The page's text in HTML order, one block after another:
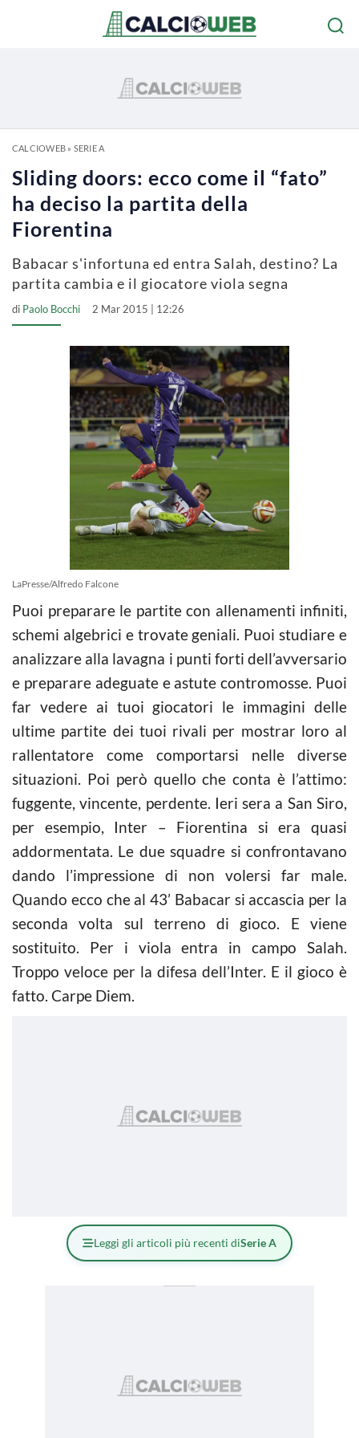
CALCIOWEB» SERIE A
Sliding doors: ecco come il “fato”
ha deciso la partita della
Fiorentina
Babacar s'infortuna ed entra Salah, destino? La
partita cambia e il giocatore viola segna
di Paolo Bocchi 2 Mar 2015 | 12:26
LaPresse/Alfredo Falcone
Puoi preparare le partite con allenamenti infiniti,
schemi algebrici e trovate geniali. Puoi studiare e
analizzare alla lavagna i punti forti dell’avversario
e preparare adeguate e astute contromosse. Puoi
far vedere ai tuoi giocatori le immagini delle
ultime partite dei tuoi rivali per mostrar loro al
rallentatore come comportarsi nelle diverse
situazioni. Poi però quello che conta è l’attimo:
fuggente, vincente, perdente. Ieri sera a San Siro,
per esempio, Inter – Fiorentina si era quasi
addormentata. Le due squadre si confrontavano
dando l’impressione di non volersi far male.
Quando ecco che al 43’ Babacar si accascia per la
seconda volta sul terreno di gioco. E viene
sostituito. Per i viola entra in campo Salah.
Troppo veloce per la difesa dell’Inter. E il gioco è
fatto. Carpe Diem.
Leggi gli articoli più recenti diSerie A